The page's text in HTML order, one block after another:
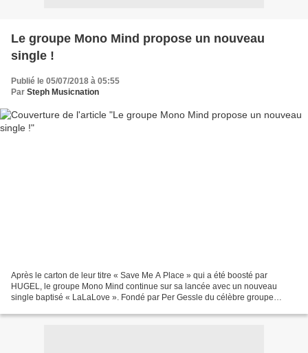
Le groupe Mono Mind propose un nouveau
single !
Publié le 05/07/2018 à 05:55
Par Steph Musicnation
Après le carton de leur titre « Save Me A Place » qui a été boosté par
HUGEL, le groupe Mono Mind continue sur sa lancée avec un nouveau
single baptisé « LaLaLove ». Fondé par Per Gessle du célèbre groupe